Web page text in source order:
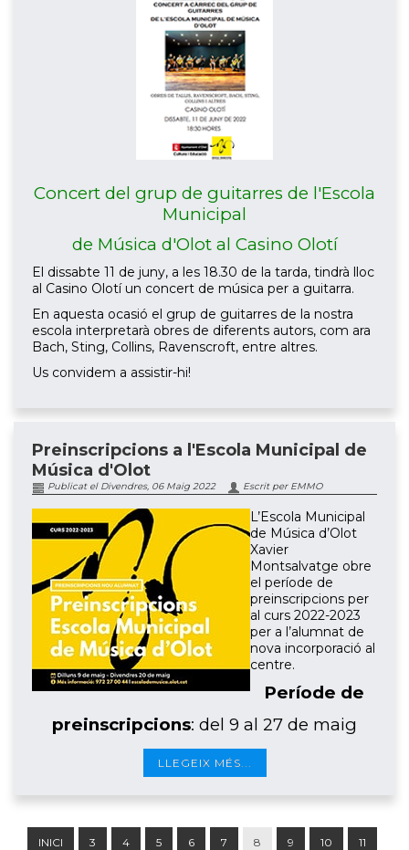
Concert del grup de guitarres de l'Escola
Municipal
de Música d'Olot al Casino Olotí
El dissabte 11 de juny, a les 18.30 de la tarda, tindrà lloc
al Casino Olotí un concert de música per a guitarra.
En aquesta ocasió el grup de guitarres de la nostra
escola interpretarà obres de diferents autors, com ara
Bach, Sting, Collins, Ravenscroft, entre altres.
Us convidem a assistir-hi!
Preinscripcions a l'Escola Municipal de
Música d'Olot
Publicat el Divendres, 06 Maig 2022 Escrit per EMMO
L’Escola Municipal
de Música d’Olot
Xavier
Montsalvatge obre
el període de
preinscripcions per
al curs 2022-2023
per a l’alumnat de
nova incorporació al
centre.
Període de
preinscripcions: del 9 al 27 de maig
LLEGEIX MÉS...
INICI 3 4 5 6 7 8 9 10 11